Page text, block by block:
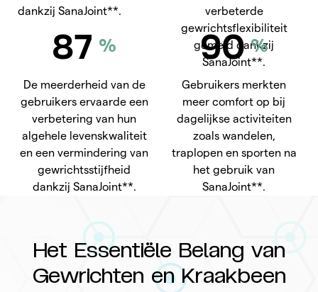
dankzij SanaJoint**.
verbeterde
gewrichtsflexibiliteit
gemeld dankzij
SanaJoint**.
87 %
De meerderheid van de
gebruikers ervaarde een
verbetering van hun
algehele levenskwaliteit
en een vermindering van
gewrichtsstijfheid
dankzij SanaJoint**.
90 %
Gebruikers merkten
meer comfort op bij
dagelijkse activiteiten
zoals wandelen,
traplopen en sporten na
het gebruik van
SanaJoint**.
Het Essentiële Belang van
Gewrichten en Kraakbeen